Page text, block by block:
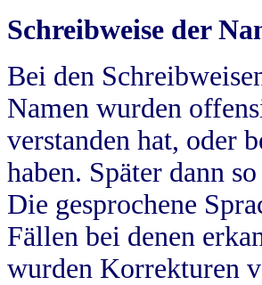
Schreibweise der
Bei den
Namen wurden
verstanden hat, oder
haben. Später dann
Die gesprochene
Fällen bei denen
wurden Korrekturen